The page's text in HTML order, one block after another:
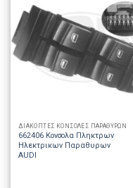
ΔΙΑΚΟΠΤΕΣ ΚΟΝΣΟΛΕΣ ΠΑΡΑΘΥΡΩΝ
662406 Κονσολα Πληκτρων
Ηλεκτρικων Παραθυρων
AUDI